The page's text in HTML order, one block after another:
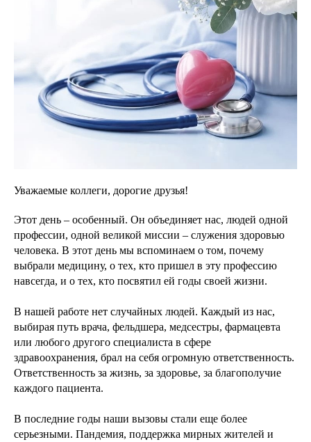
Уважаемые коллеги, дорогие друзья!
Этот день – особенный. Он объединяет нас, людей одной
профессии, одной великой миссии – служения здоровью
человека. В этот день мы вспоминаем о том, почему
выбрали медицину, о тех, кто пришел в эту профессию
навсегда, и о тех, кто посвятил ей годы своей жизни.
В нашей работе нет случайных людей. Каждый из нас,
выбирая путь врача, фельдшера, медсестры, фармацевта
или любого другого специалиста в сфере
здравоохранения, брал на себя огромную ответственность.
Ответственность за жизнь, за здоровье, за благополучие
каждого пациента.
В последние годы наши вызовы стали еще более
серьезными. Пандемия, поддержка мирных жителей и